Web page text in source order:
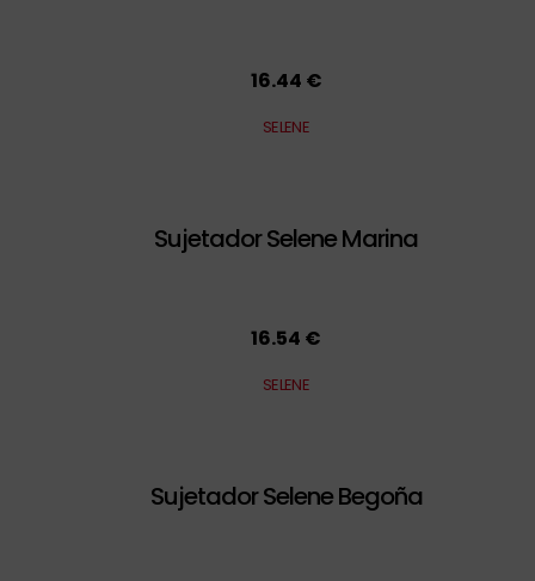
16.44 €
SELENE
Sujetador Selene Marina
16.54 €
SELENE
Sujetador Selene Begoña